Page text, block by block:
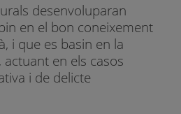
desenvoluparan
en el bon coneixement
i que es basin en la
en els casos
i de delicte